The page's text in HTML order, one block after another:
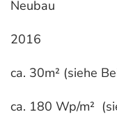
Neubau
2016
ca. 30m² (siehe
ca. 180 Wp/m²